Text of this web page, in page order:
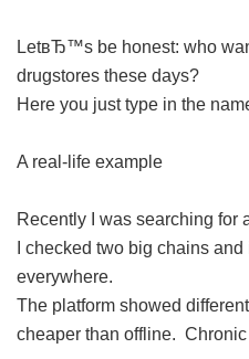
LetвЂ™s be honest: who
drugstores these days?
Here you just type in the
A real-life example
Recently I was searching for
I checked two big chains
everywhere.
The platform showed
cheaper than offline.